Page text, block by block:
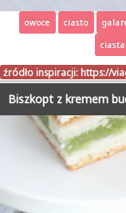
owoce ciasto
ciasta
źródło inspiracji: https://
Biszkopt z kremem